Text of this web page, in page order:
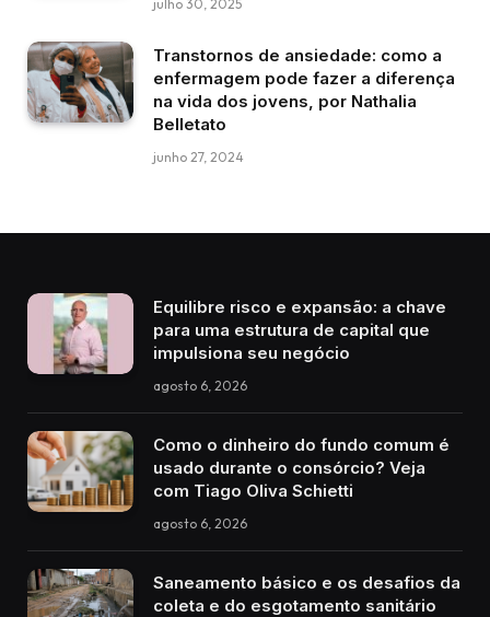
julho 30, 2025
Transtornos de ansiedade: como a
enfermagem pode fazer a diferença
na vida dos jovens, por Nathalia
Belletato
junho 27, 2024
Equilibre risco e expansão: a chave
para uma estrutura de capital que
impulsiona seu negócio
agosto 6, 2026
Como o dinheiro do fundo comum é
usado durante o consórcio? Veja
com Tiago Oliva Schietti
agosto 6, 2026
Saneamento básico e os desafios da
coleta e do esgotamento sanitário